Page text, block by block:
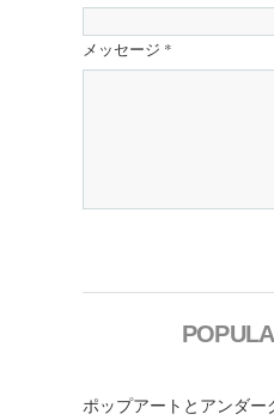
メッセージ *
ポップアートとアンダ